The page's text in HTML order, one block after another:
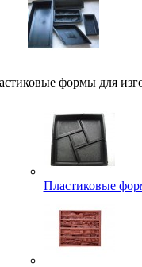
формы для
Пластиковые